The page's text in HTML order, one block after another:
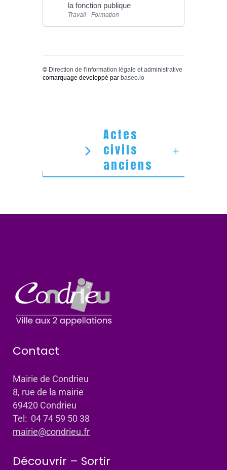
la fonction publique
Travail - Formation
© Direction de l'information légale et administrative
comarquage developpé par baseo.io
Actes
civils
anciens
Contact
Mairie de Condrieu
8, rue de la mairie
69420 Condrieu
Tel: 04 74 59 50 38
mairie@condrieu.fr
Découvrir – Sortir